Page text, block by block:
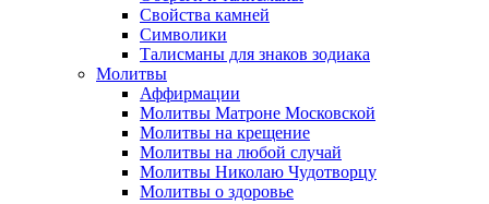
Свойства камней
Символики
Талисманы для знаков зодиака
Молитвы
Аффирмации
Молитвы Матроне Московской
Молитвы на крещение
Молитвы на любой случай
Молитвы Николаю Чудотворцу
Молитвы о здоровье